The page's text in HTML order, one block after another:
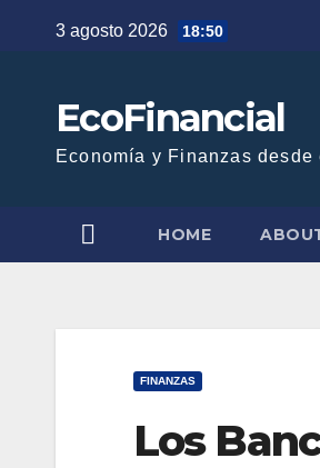
3 agosto 2026 18:50
EcoFinancial
Economía y Finanzas
HOME
FINANZAS
Los